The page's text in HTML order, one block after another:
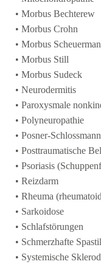
• Morbus Bechterew
• Morbus Crohn
• Morbus
• Morbus Still
• Morbus Sudeck
• Neurodermitis
• Paroxysmale
• Polyneuropathie
• Posner-
• Posttraumatische
• Psoriasis
• Reizdarm
• Rheuma
• Sarkoidose
• Schlafstörungen
• Schmerzhafte
• Systemische